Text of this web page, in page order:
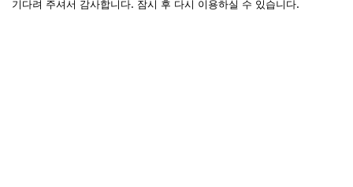
기다려 주셔서 감사합니다. 잠시 후 다시 이용하실 수 있습니다.